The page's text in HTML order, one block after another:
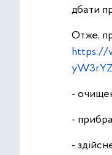
дбати
Отже,
https://
-
-
-